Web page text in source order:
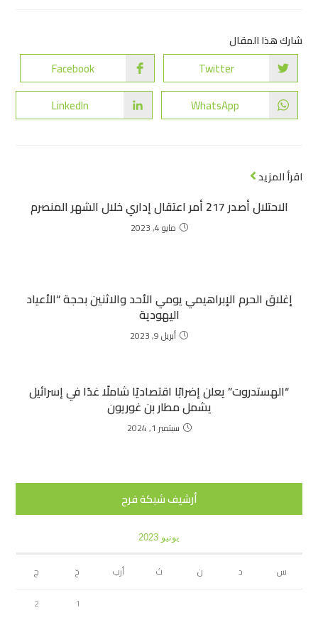
شارك هذا المقال
Twitter
Facebook
WhatsApp
LinkedIn
اقرأ المزيد
الاحتلال أصدر 217 أمر اعتقال إداري خلال الشهر المنصرم
مايو 4, 2023
إغلاق الحرم الإبراهيمي يومي الأحد والاثنين بحجة “الأعياد
اليهودية
أبريل 9, 2023
“الهستدروت” يعلن إضرابًا اقتصاديًا شاملًا غدًا في إسرائيل
يشمل مطار بن غوريون
سبتمبر 1, 2024
أرشيف شبكة فرح
يونيو 2023
س د ن ث أرب خ
ج
1
2